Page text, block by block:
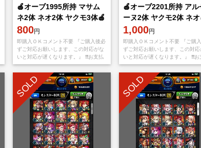
🍎オーブ1995所持 マサム
ネ2体 ネオ2体 ヤクモ3体🍎
800円
即購入ＯＫコメント不要 『ご購入後必
ずご対応お願いします、この対応がな
いと対応が遅くなります。』 ❗️❗️お支払
い後、アプリをappStoreもしくは
Googleplayから【捨てメアド
🍎オーブ2201所持 アル
ーヌ2体 ヤクモ2体 ネオ
1,000円
即購入ＯＫコメント不要 『ご購
ずご対応お願いします、この対応
いと対応が遅くなります。』 ❗️❗️お
い後、アプリをappStoreもしくは
Googleplayから【捨てメアド
SOLD SOLD